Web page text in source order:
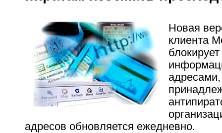
Новая
клиента
адресами,
адресов обновляется ежедневно.